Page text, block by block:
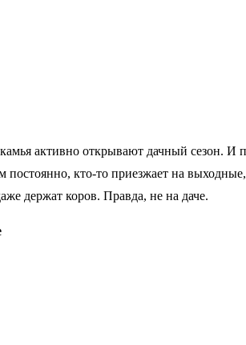
активно открывают дачный
постоянно, кто-то приезжает на
держат коров. Правда, не на даче.